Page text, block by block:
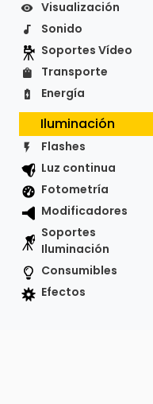
Visualización
Sonido
Soportes Vídeo
Transporte
Energía
Iluminación
Flashes
Luz continua
Fotometría
Modificadores
Soportes
Iluminación
Consumibles
Efectos